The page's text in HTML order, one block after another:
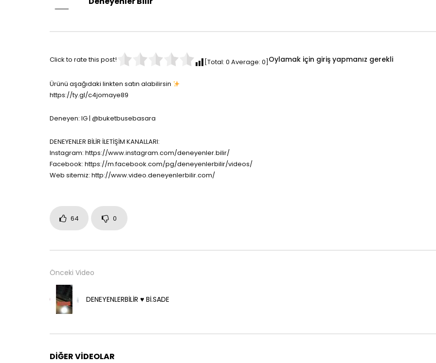
Click to rate this post! [Total: 0 Average: 0 Oylamak için giriş yapmanız gerekli
Ürünü aşağıdaki linkten satın alabilirsin
https://ty.gl/c4jomaye89
Deneyen: IG | @buketbusebasara
DENEYENLER BİLİR İLETİŞİM KANALLARI:
Instagram: https://www.instagram.com/deneyenler.bilir/
Facebook: https://m.facebook.com/pg/deneyenlerbilir/videos/
Web sitemiz: http://www.video.deneyenlerbilir.com/
64 0
Önceki Video
DENEYENLERBİLİR ♥️ Bİ.SADE
DIĞER VIDEOLAR